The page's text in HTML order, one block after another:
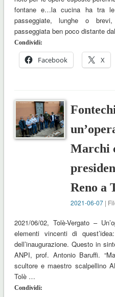
fontane e…la cucina ha tra
passeggiate, lunghe o
passeggiata ben poco distante
Condividi:
Facebook X
Marchi
Reno a
2021-06-07 |
2021/06/02, Tolè-Vergato –
elementi vincenti di
dell’inaugurazione. Questo in
ANPI, prof. Antonio Baruffi.
scultore e maestro scalpellino
Tolè …
Condividi: